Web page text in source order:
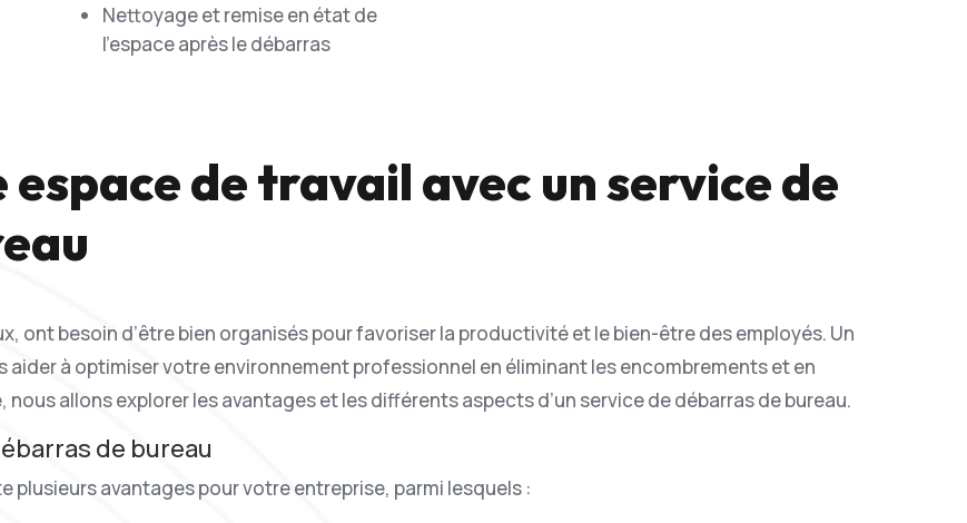
Nettoyage et remise en état de
l’espace après le débarras
de travail avec un service de
ont besoin d’être bien organisés pour favoriser la productivité et le bien-être des employés. Un
aider à optimiser votre environnement professionnel en éliminant les encombrements et en
allons explorer les avantages et les différents aspects d’un service de débarras de bureau.
de bureau
plusieurs avantages pour votre entreprise, parmi lesquels :